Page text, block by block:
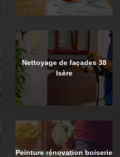
Nettoyage de façades 38
Isère
Peinture rénovation boiserie